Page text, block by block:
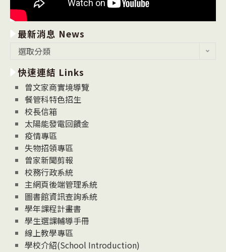
最新消息 News
消
息
News
選取分類
快速連結 Links
曾文家商實境導覽
餐管科特色招生
校長信箱
太陽能發電回饋金
疫情專區
失物招領專區
曾家新聞剪報
校務行政系統
主網頁後端管理系統
圖書館資訊查詢系統
學年課程計畫書
學生選課輔導手冊
線上教學專區
學校介紹(School Introduction)